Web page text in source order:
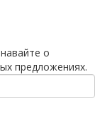
о
предложениях.